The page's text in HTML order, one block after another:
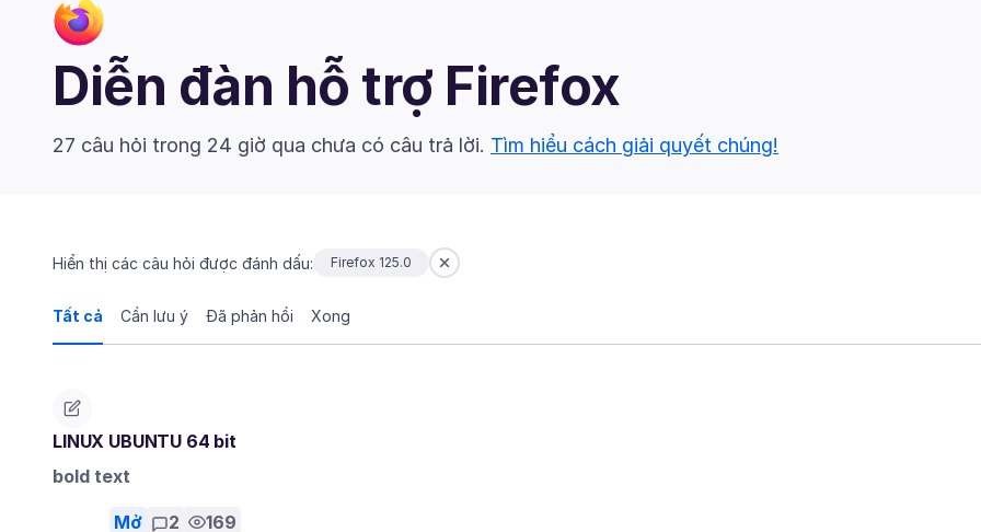
Diễn đàn hỗ trợ Firefox
27 câu hỏi trong 24 giờ qua chưa có câu trả lời. Tìm hiểu cách giải quyết chúng!
Hiển thị các câu hỏi được đánh dấu: Firefox 125.0
Tất cả Cần lưu ý Đã phản hồi Xong
LINUX UBUNTU 64 bit
bold text
Mở 2 169